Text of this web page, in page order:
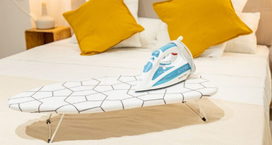
Vive Valencia desde
una ubicación
inmejorable